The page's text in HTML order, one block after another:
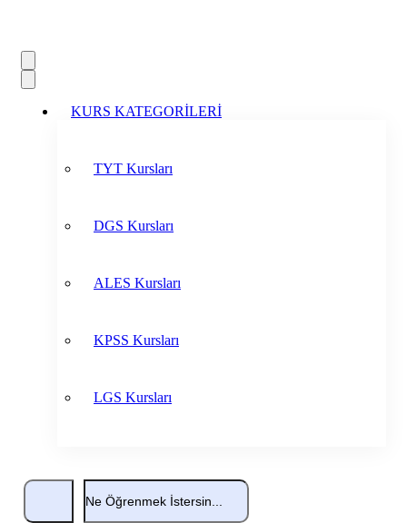
KURS KATEGORİLERİ
TYT Kursları
DGS Kursları
ALES Kursları
KPSS Kursları
LGS Kursları